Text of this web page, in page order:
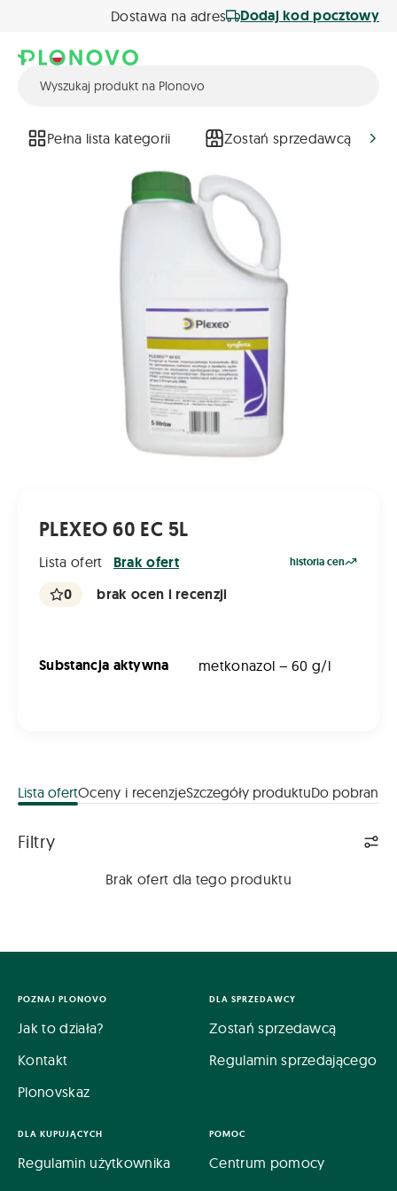
Dostawa na adres Dodaj kod pocztowy
Pełna lista kategorii Zostań sprzedawcą
PLEXEO 60 EC 5L
Lista ofert Brak ofert historia cen
0 brak ocen i recenzji
Substancja aktywna metkonazol – 60 g/l
Lista ofertOceny i recenzjeSzczegóły produktuDo pobrania
Filtry
Brak ofert dla tego produktu
POZNAJ PLONOVO
Jak to działa?
Kontakt
Plonovskaz
DLA SPRZEDAWCY
Zostań sprzedawcą
Regulamin sprzedającego
DLA KUPUJĄCYCH
Regulamin użytkownika
POMOC
Centrum pomocy